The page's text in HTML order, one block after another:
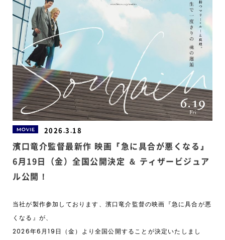
MOVIE
2026.3.18
濱口竜介監督最新作 映画『急に具合が悪くなる』
6月19日（金）全国公開決定 ＆ ティザービジュア
ル公開！
当社が製作参加しております、濱口竜介監督の映画『急に具合が悪
くなる』が、
2026年6月19日（金）より全国公開することが決定いたしまし